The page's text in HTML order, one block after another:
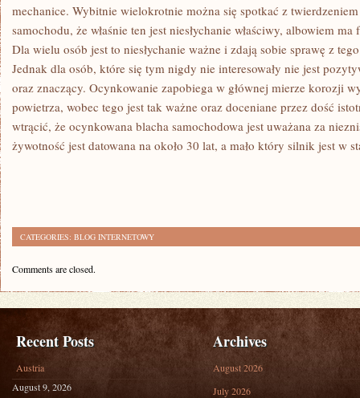
mechanice. Wybitnie wielokrotnie można się spotkać z
samochodu, że właśnie ten jest niesłychanie właściwy, albowiem
Dla wielu osób jest to niesłychanie ważne i zdają sobie sprawę z
Jednak dla osób, które się tym nigdy nie interesowały nie jest
oraz znaczący. Ocynkowanie zapobiega w głównej mierze korozji
powietrza, wobec tego jest tak ważne oraz doceniane przez dość
wtrącić, że ocynkowana blacha samochodowa jest uważana za
żywotność jest datowana na około 30 lat, a mało który silnik jest w
CATEGORIES: BLOG INTERNETOWY
Comments are closed.
Recent Posts
Austria
August 9, 2026
Archives
August 2026
July 2026